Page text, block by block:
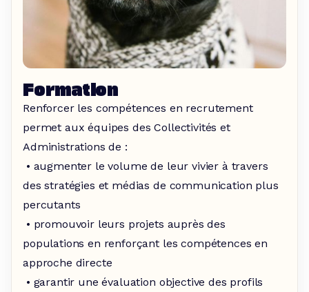
Formation
Renforcer les compétences en recrutement
permet aux équipes des Collectivités et
Administrations de :
• augmenter le volume de leur vivier à travers
des stratégies et médias de communication plus
percutants
• promouvoir leurs projets auprès des
populations en renforçant les compétences en
approche directe
• garantir une évaluation objective des profils